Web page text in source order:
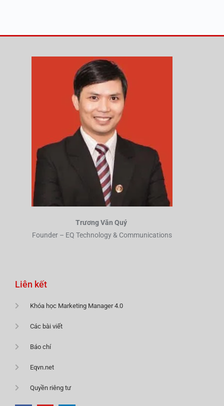
Trương Văn Quý
Founder – EQ Technology & Communications
Liên kết
Khóa học Marketing Manager 4.0
Các bài viết
Báo chí
Eqvn.net
Quyền riêng tư